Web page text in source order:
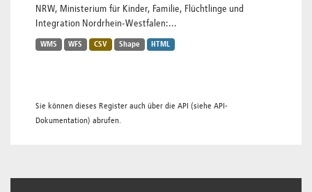
NRW, Ministerium für Kinder, Familie, Flüchtlinge und
Integration Nordrhein-Westfalen:...
WMS WFS CSV Shape HTML
Sie können dieses Register auch über die API (siehe API-
Dokumentation) abrufen.